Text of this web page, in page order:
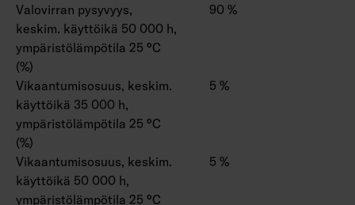
Valovirran pysyvyys,
keskim. käyttöikä 50 000 h,
ympäristölämpötila 25 °C
(%)
90 %
Vikaantumisosuus, keskim.
käyttöikä 35 000 h,
ympäristölämpötila 25 °C
(%)
5 %
Vikaantumisosuus, keskim.
käyttöikä 50 000 h,
ympäristölämpötila 25 °C
5 %